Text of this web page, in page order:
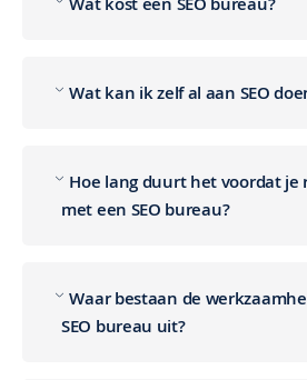
Wat kan ik zelf al aan SEO
Hoe lang duurt het voordat je
met een SEO bureau?
Waar bestaan de
SEO bureau uit?